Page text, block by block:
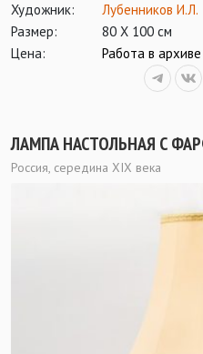
Художник:
Лубенников И.Л.
Размер:
80 Х 100 см
Цена:
Работа в архиве
ЛАМПА НАСТОЛЬНАЯ С
Россия, середина XIX века